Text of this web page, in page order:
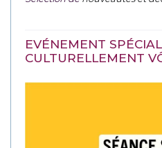
EVÉNEMENT
CULTURELLEMENT